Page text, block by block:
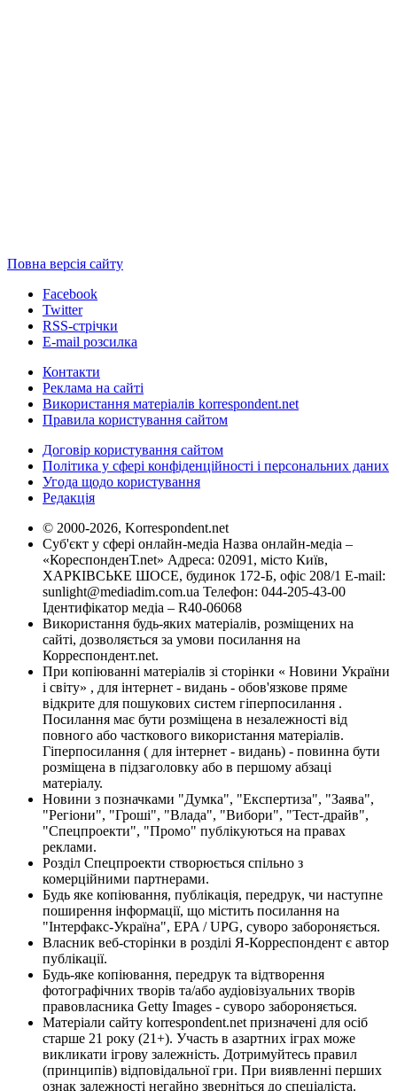
Повна версія сайту
Facebook
Twitter
RSS-стрічки
E-mail розсилка
Контакти
Реклама на сайті
Використання матеріалів korrespondent.net
Правила користування сайтом
Договір користування сайтом
Політика у сфері конфіденційності і персональних даних
Угода щодо користування
Редакція
© 2000-2026, Korrespondent.net
Суб'єкт у сфері онлайн-медіа Назва онлайн-медіа –
«КореспонденТ.net» Адреса: 02091, місто Київ,
ХАРКІВСЬКЕ ШОСЕ, будинок 172-Б, офіс 208/1 E-mail:
sunlight@mediadim.com.ua Телефон: 044-205-43-00
Ідентифікатор медіа – R40-06068
Використання будь-яких матеріалів, розміщених на
сайті, дозволяється за умови посилання на
Корреспондент.net.
При копіюванні матеріалів зі сторінки « Новини України
і світу» , для інтернет - видань - обов'язкове пряме
відкрите для пошукових систем гіперпосилання .
Посилання має бути розміщена в незалежності від
повного або часткового використання матеріалів.
Гіперпосилання ( для інтернет - видань) - повинна бути
розміщена в підзаголовку або в першому абзаці
матеріалу.
Новини з позначками "Думка", "Експертиза", "Заява",
"Регіони", "Гроші", "Влада", "Вибори", "Тест-драйв",
"Спецпроекти", "Промо" публікуються на правах
реклами.
Розділ Спецпроекти створюється спільно з
комерційними партнерами.
Будь яке копіювання, публікація, передрук, чи наступне
поширення інформації, що містить посилання на
"Інтерфакс-Україна", EPA / UPG, суворо забороняється.
Власник веб-сторінки в розділі Я-Корреспондент є автор
публікації.
Будь-яке копіювання, передрук та відтворення
фотографічних творів та/або аудіовізуальних творів
правовласника Getty Images - суворо забороняється.
Матеріали сайту korrespondent.net призначені для осіб
старше 21 року (21+). Участь в азартних іграх може
викликати ігрову залежність. Дотримуйтесь правил
(принципів) відповідальної гри. При виявленні перших
ознак залежності негайно зверніться до спеціаліста.